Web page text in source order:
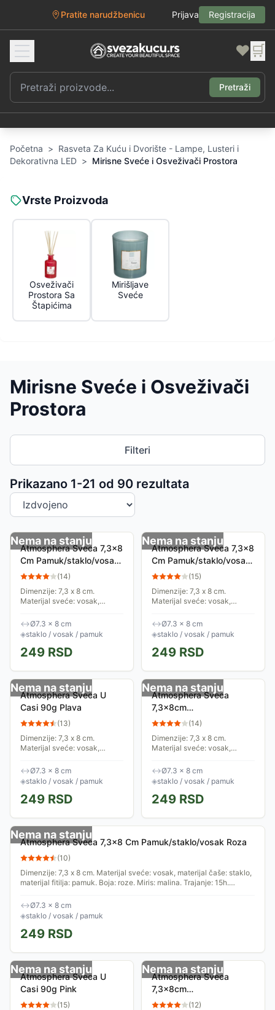
Pratite narudžbenicu Prijava Registracija
❤️ 🛒
Pretraži
Početna > Rasveta Za Kuću i Dvorište - Lampe, Lusteri i
Dekorativna LED > Mirisne Sveće i Osveživači Prostora
Vrste Proizvoda
Osveživači
Prostora Sa
Štapićima
Mirišljave
Sveće
Mirisne Sveće i Osveživači
Prostora
Filteri
Prikazano 1-21 od 90 rezultata
Sortiranje proizvoda
Nema na stanju
Atmosphera Sveca 7,3x8
Cm Pamuk/staklo/vosak
Slonova Kost
(14)
Dimenzije: 7,3 x 8 cm.
Materijal sveće: vosak,
materijal fitilja: pamuk. Boja:
bela. Miris: jasmin. Trajanje:
15h. Kolekcija:...
↔Ø7.3 × 8 cm
◈staklo / vosak / pamuk
249 RSD
Nema na stanju
Atmosphera Sveca 7,3x8
Cm Pamuk/staklo/vosak
Plava
(15)
Dimenzije: 7,3 x 8 cm.
Materijal sveće: vosak,
materijal fitilja: pamuk. Boja:
plava. Miris: kokos. Trajanje:
15h. Kolekcija:...
↔Ø7.3 × 8 cm
◈staklo / vosak / pamuk
249 RSD
Nema na stanju
Atmosphera Sveca U
Casi 90g Plava
(13)
Dimenzije: 7,3 x 8 cm.
Materijal sveće: vosak,
materijal fitilja: pamuk. Boja:
plava. Miris: cvet tiare.
Trajanje: 15h....
↔Ø7.3 × 8 cm
◈staklo / vosak / pamuk
249 RSD
Nema na stanju
Atmosphera Sveca
7,3x8cm
Vosak/staklo/pamuk
(14)
Dimenzije: 7,3 x 8 cm.
Materijal sveće: vosak,
materijal fitilja: pamuk. Boja:
crvena. Miris: crveno voće.
Trajanje: 15h....
↔Ø7.3 × 8 cm
◈staklo / vosak / pamuk
249 RSD
Nema na stanju
Atmosphera Sveca 7,3x8 Cm Pamuk/staklo/vosak Roza
(10)
Dimenzije: 7,3 x 8 cm. Materijal sveće: vosak, materijal čaše: staklo,
materijal fitilja: pamuk. Boja: roze. Miris: malina. Trajanje: 15h.
↔Ø7.3 × 8 cm
◈staklo / vosak / pamuk
249 RSD
Nema na stanju
Atmosphera Sveca U
Casi 90g Pink
(15)
Nema na stanju
Atmosphera Sveca
7,3x8cm
Vosak/staklo/pamuk Siva
(12)